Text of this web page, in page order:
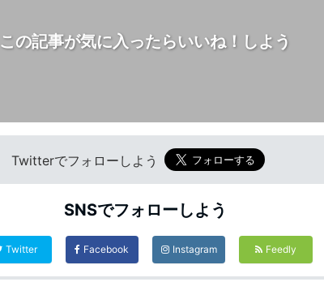
この記事が気に入ったらいいね！しよう
Twitterでフォローしよう
SNSでフォローしよう
Twitter Facebook Instagram Feedly